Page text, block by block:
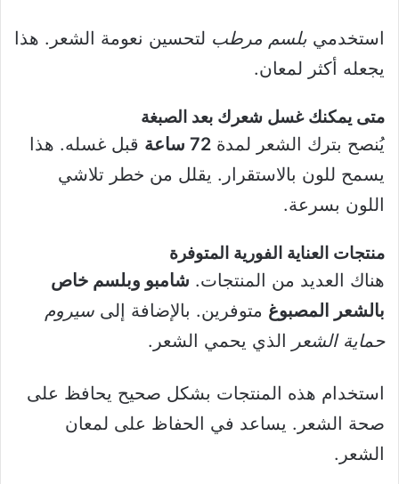
استخدمي بلسم مرطب لتحسين نعومة الشعر. هذا
يجعله أكثر لمعان.
متى يمكنك غسل شعرك بعد الصبغة
يُنصح بترك الشعر لمدة 72 ساعة
قبل غسله. هذا
يسمح للون بالاستقرار. يقلل من خطر تلاشي
اللون بسرعة.
منتجات العناية الفورية المتوفرة
هناك العديد من المنتجات. شامبو وبلسم خاص
بالشعر المصبوغ متوفرين. بالإضافة إلى سيروم
حماية الشعر
الذي يحمي الشعر.
استخدام هذه المنتجات بشكل صحيح يحافظ على
صحة الشعر. يساعد في الحفاظ على لمعان
الشعر.